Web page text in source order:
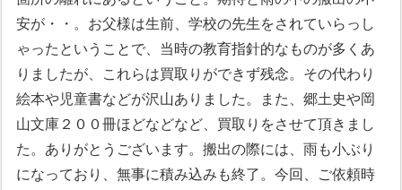
安が・・。お父様は生前、学校の先生をされていらっし
ゃったということで、当時の教育指針的なものが多くあ
りましたが、これらは買取りができず残念。その代わり
絵本や児童書などが沢山ありました。また、郷土史や岡
山文庫２００冊ほどなどなど、買取りをさせて頂きまし
た。ありがとうございます。搬出の際には、雨も小ぶり
になっており、無事に積み込みも終了。今回、ご依頼時